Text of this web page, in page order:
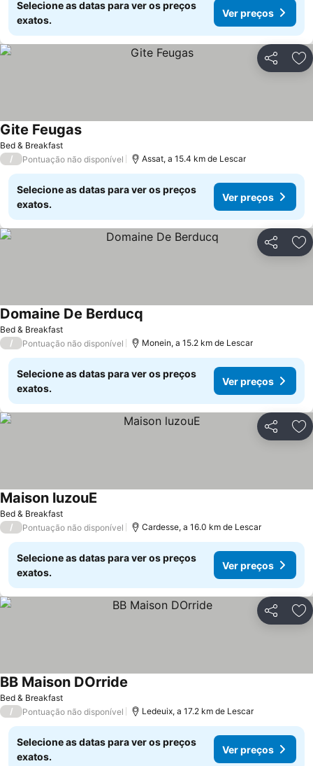
Selecione as datas para ver os preços
exatos.
Ver preços
Partilhar
Bed & Breakfast
Gite Feugas
/ Pontuação não disponível Assat, a 15.4 km de Lescar
Selecione as datas para ver os preços
exatos.
Ver preços
Partilhar
Bed & Breakfast
Domaine De Berducq
/ Pontuação não disponível Monein, a 15.2 km de Lescar
Selecione as datas para ver os preços
exatos.
Ver preços
Partilhar
Bed & Breakfast
Maison luzouE
/ Pontuação não disponível Cardesse, a 16.0 km de Lescar
Selecione as datas para ver os preços
exatos.
Ver preços
Partilhar
Bed & Breakfast
BB Maison DOrride
/ Pontuação não disponível Ledeuix, a 17.2 km de Lescar
Selecione as datas para ver os preços
exatos.
Ver preços